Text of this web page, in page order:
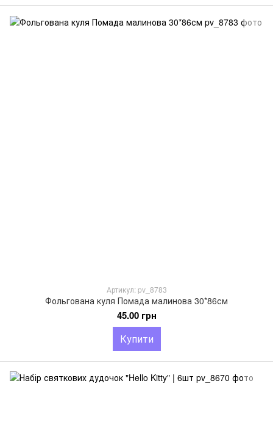
Артикул: pv_8783
Фольгована куля Помада малинова 30*86см
45.00 грн
Купити